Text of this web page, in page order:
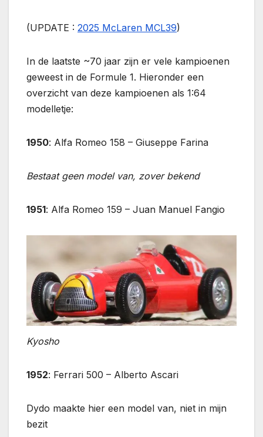
(UPDATE : 2025 McLaren MCL39)
In de laatste ~70 jaar zijn er vele kampioenen
geweest in de Formule 1. Hieronder een
overzicht van deze kampioenen als 1:64
modelletje:
1950: Alfa Romeo 158 – Giuseppe Farina
Bestaat geen model van, zover bekend
1951: Alfa Romeo 159 – Juan Manuel Fangio
Kyosho
1952: Ferrari 500 – Alberto Ascari
Dydo maakte hier een model van, niet in mijn
bezit